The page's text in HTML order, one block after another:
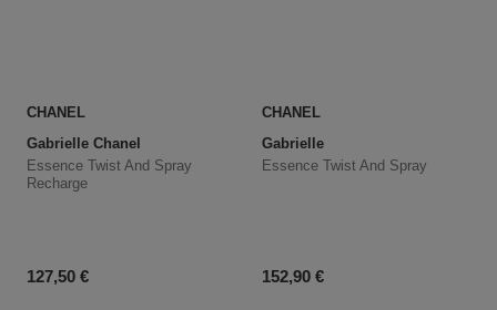
CHANEL
Gabrielle Chanel
Essence Twist And Spray
Recharge
Prix du produit
127,50 €
CHANEL
Gabrielle
Essence Twist And Spray
Prix du produit
152,90 €